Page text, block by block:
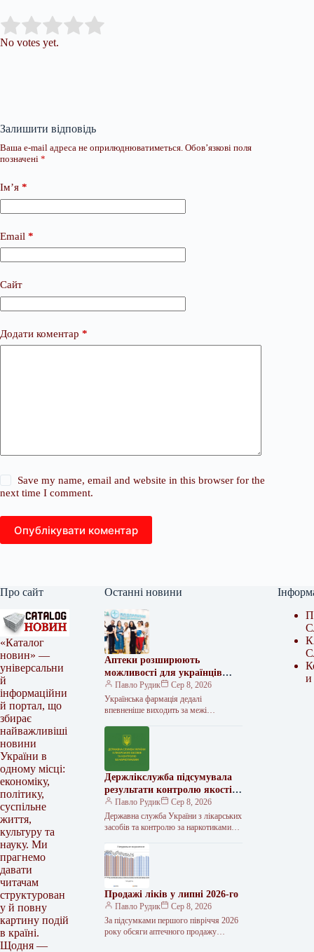
Rate this item:
No votes yet.
Залишити відповідь
Ваша e-mail адреса не оприлюднюватиметься. Обов’язкові поля
позначені *
Ім’я *
Email *
Сайт
Додати коментар *
Save my name, email and website in this browser for the
next time I comment.
Опублікувати коментар
Про сайт
«Каталог
новин» —
універсальни
й
інформаційни
й портал, що
збирає
найважливіші
новини
України в
одному місці:
економіку,
політику,
суспільне
життя,
культуру та
науку. Ми
прагнемо
давати
читачам
структурован
у й повну
картину подій
в країні.
Щодня —
Останні новини
Аптеки розширюють
можливості для українців
отримати вакцинацію вчасно
Павло Рудик
Сер 8, 2026
Українська фармація дедалі
впевненіше виходить за межі
перетворюючись на повноцінний
майданчик медичної профілактики.
Показовим прикладом
Держлікслужба підсумувала
результати контролю якості,
імпорту та ліцензування ліків
Павло Рудик
Сер 8, 2026
Державна служба України з лікарських
засобів та контролю за наркотиками
результати роботи за період з 27 до
31…
Продажі ліків у липні 2026-го
Павло Рудик
Сер 8, 2026
За підсумками першого півріччя 2026
року обсяги аптечного продажу
и